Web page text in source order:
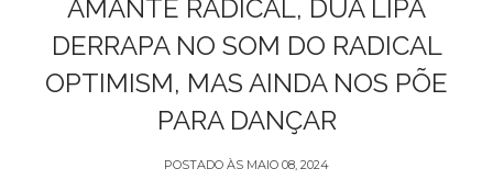
AMANTE RADICAL, DUA LIPA
DERRAPA NO SOM DO RADICAL
OPTIMISM, MAS AINDA NOS PÕE
PARA DANÇAR
POSTADO ÀS MAIO 08, 2024